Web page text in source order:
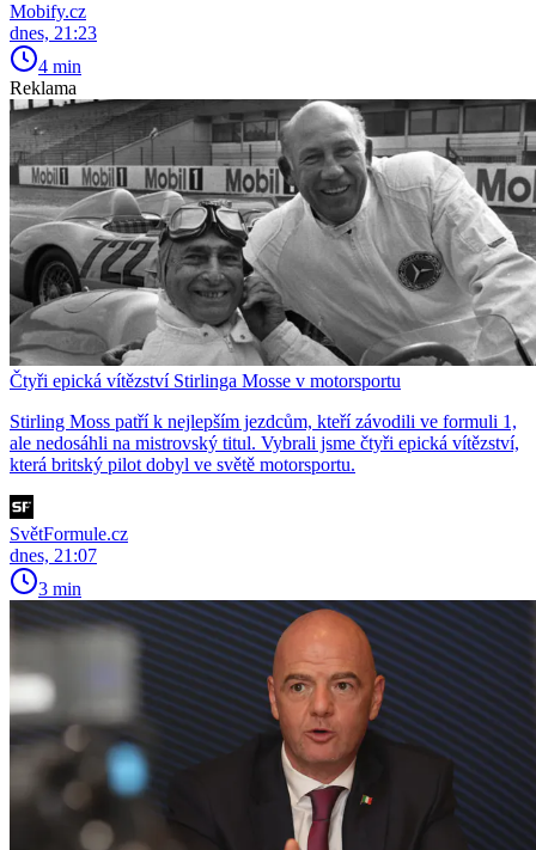
Mobify.cz
dnes, 21:23
4 min
Reklama
Čtyři epická vítězství Stirlinga Mosse v motorsportu
Stirling Moss patří k nejlepším jezdcům, kteří závodili ve formuli 1,
ale nedosáhli na mistrovský titul. Vybrali jsme čtyři epická vítězství,
která britský pilot dobyl ve světě motorsportu.
SvětFormule.cz
dnes, 21:07
3 min